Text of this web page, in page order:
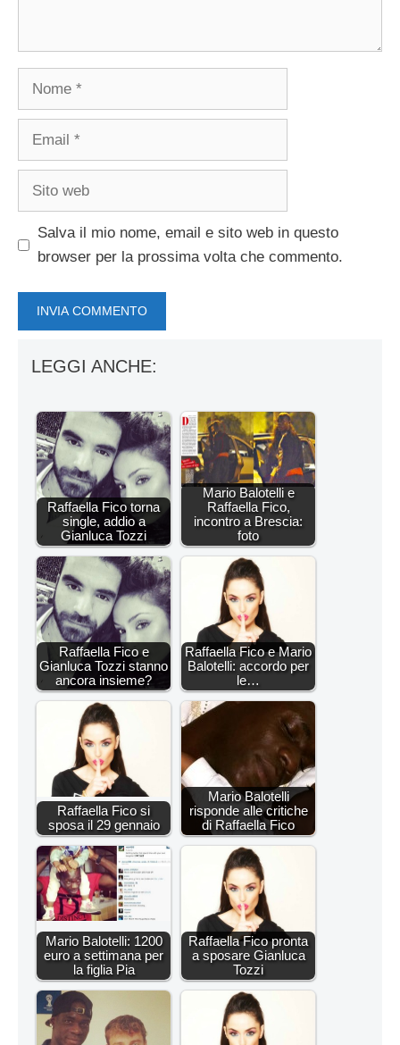
Nome
Email
Sito
Salva il mio nome, email e sito web in questo
browser per la prossima volta che commento.
LEGGI ANCHE:
Raffaella Fico torna
single, addio a
Gianluca Tozzi
Mario Balotelli e
Raffaella Fico,
incontro a Brescia:
foto
Raffaella Fico e
Gianluca Tozzi stanno
ancora insieme?
Raffaella Fico e Mario
Balotelli: accordo per
le…
Raffaella Fico si
sposa il 29 gennaio
Mario Balotelli
risponde alle critiche
di Raffaella Fico
Mario Balotelli: 1200
euro a settimana per
la figlia Pia
Raffaella Fico pronta
a sposare Gianluca
Tozzi